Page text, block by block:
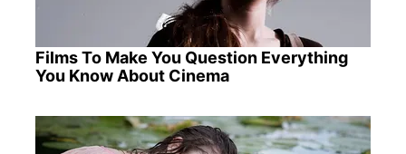
Films To Make You Question Everything
You Know About Cinema